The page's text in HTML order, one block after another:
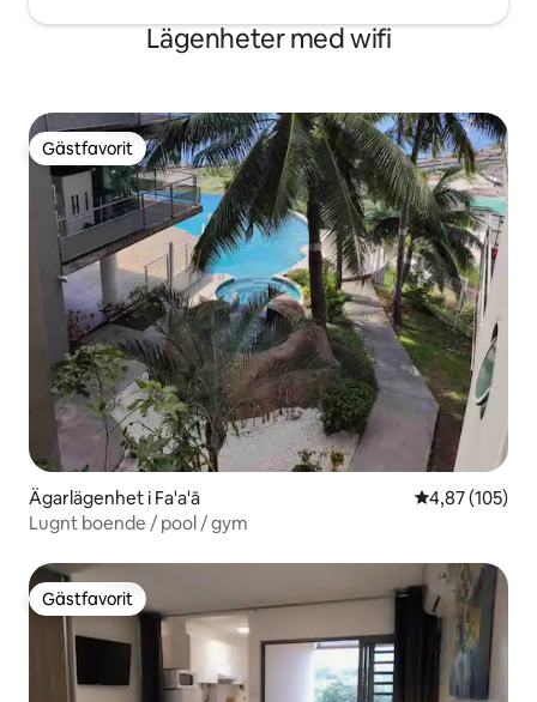
Lägenheter med wifi
Gästfavorit
Gästfavorit
Ägarlägenhet i Fa'a'ā 4,87 av 5 i
4,87 (105)
Lugnt boende / pool / gym
Gästfavorit
Gästfavorit